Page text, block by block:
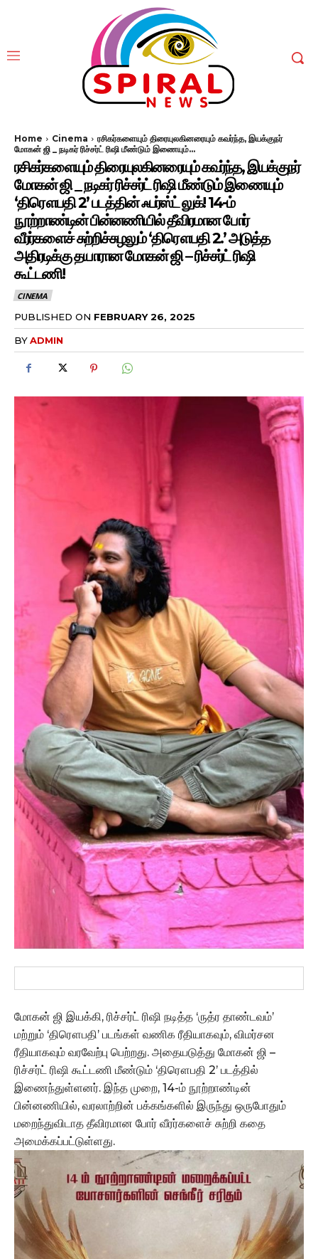
Home Cinema
ரசிகர்களையும் திரையுலகினரையும் கவர்ந்த, இயக்குநர்
மோகன் ஜி _ நடிகர் ரிச்சர்ட் ரிஷி மீண்டும் இணையும்...
ரசிகர்களையும் திரையுலகினரையும் கவர்ந்த, இயக்குநர்
மோகன் ஜி _ நடிகர் ரிச்சர்ட் ரிஷி மீண்டும் இணையும்
‘திரௌபதி 2’ படத்தின் ஃபர்ஸ்ட் லுக்! 14-ம்
நூற்றாண்டின் பின்னணியில் தீவிரமான போர்
வீரர்களைச் சுற்றிச்சுழலும் ‘திரௌபதி 2.’ அடுத்த
அதிரடிக்கு தயாரான மோகன் ஜி – ரிச்சர்ட் ரிஷி
கூட்டணி!
CINEMA
PUBLISHED ON FEBRUARY 26, 2025
BYADMIN
மோகன் ஜி இயக்கி, ரிச்சர்ட் ரிஷி நடித்த ‘ருத்ர தாண்டவம்’
மற்றும் ‘திரௌபதி’ படங்கள் வணிக ரீதியாகவும், விமர்சன
ரீதியாகவும் வரவேற்பு பெற்றது. அதையடுத்து மோகன் ஜி –
ரிச்சர்ட் ரிஷி கூட்டணி மீண்டும் ‘திரௌபதி 2’ படத்தில்
இணைந்துள்ளனர். இந்த முறை, 14-ம் நூற்றாண்டின்
பின்னணியில், வரலாற்றின் பக்கங்களில் இருந்து ஒருபோதும்
மறைந்துவிடாத தீவிரமான போர் வீரர்களைச் சுற்றி கதை
அமைக்கப்பட்டுள்ளது.